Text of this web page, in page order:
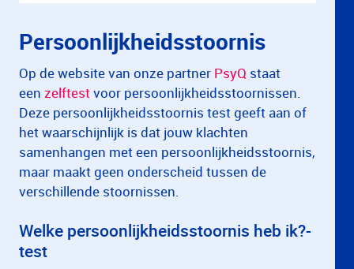
Persoonlijkheidsstoornis
Op de website van onze partner PsyQ staat
een zelftestvoor persoonlijkheidsstoornissen.
Deze persoonlijkheidsstoornis test geeft aan of
het waarschijnlijk is dat jouw klachten
samenhangen met een persoonlijkheidsstoornis,
maar maakt geen onderscheid tussen de
verschillende stoornissen.
Welke persoonlijkheidsstoornis heb ik?-
test